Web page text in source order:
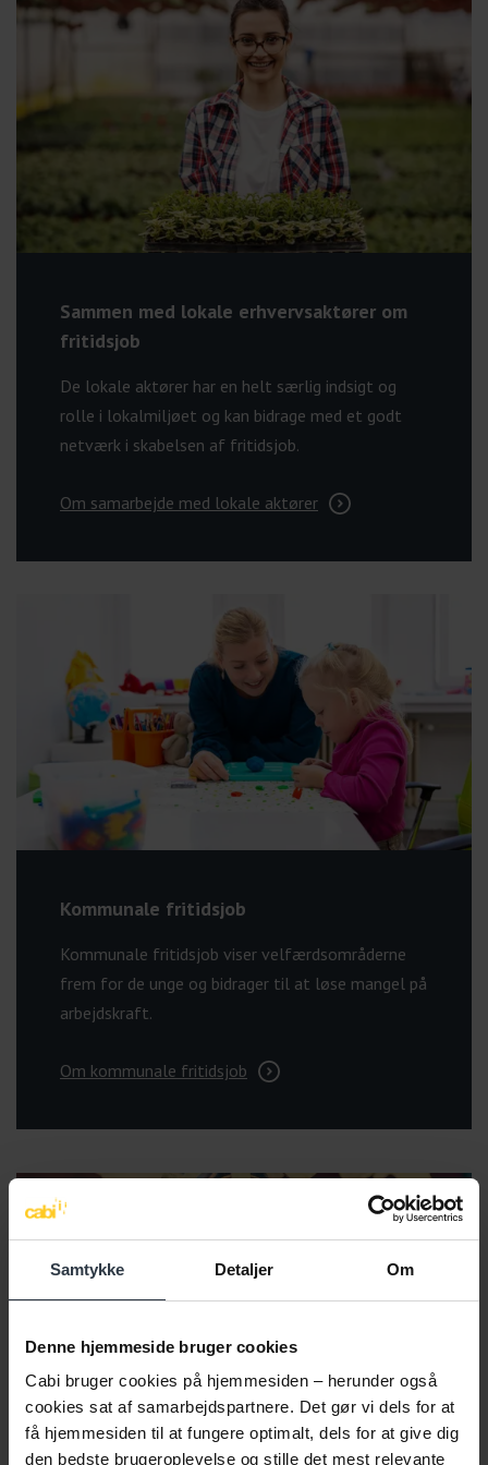
Samtykke Detaljer Om
Denne hjemmeside bruger cookies
Cabi bruger cookies på hjemmesiden – herunder også
cookies sat af samarbejdspartnere. Det gør vi dels for at
få hjemmesiden til at fungere optimalt, dels for at give dig
den bedste brugeroplevelse og stille det mest relevante
Sammen med lokale erhvervsaktører om
fritidsjob
De lokale aktører har en helt særlig indsigt og
rolle i lokalmiljøet og kan bidrage med et godt
netværk i skabelsen af fritidsjob.
Om samarbejde med lokale aktører
Kommunale fritidsjob
Kommunale fritidsjob viser velfærdsområderne
frem for de unge og bidrager til at løse mangel på
arbejdskraft.
Om kommunale fritidsjob